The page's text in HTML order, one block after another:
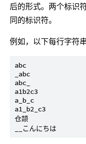
后的形式。两个标识
同的标识符。
例如，以下每行字符
abc
_abc
abc_
a1b2c3
a_b_c
a1_b2_c3
仓颉